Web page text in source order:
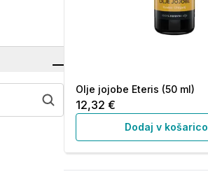
Olje jojobe Eteris (50 ml)
12,32 €
Dodaj v košarico